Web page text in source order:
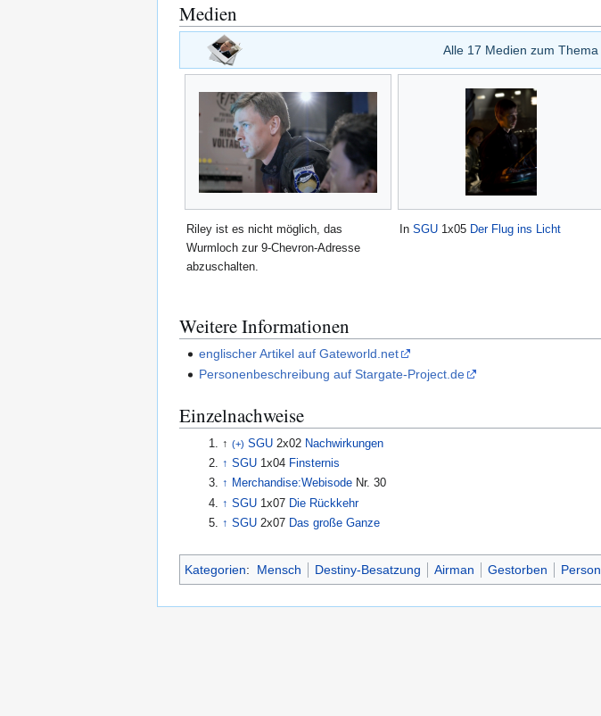
Medien
Alle 17 Medien zum Thema
Riley ist es nicht möglich, das
Wurmloch zur 9-Chevron-Adresse
abzuschalten.
In SGU 1x05 Der Flug ins Licht
Weitere Informationen
englischer Artikel auf Gateworld.net
Personenbeschreibung auf Stargate-Project.de
Einzelnachweise
↑ (+) SGU 2x02 Nachwirkungen
↑ SGU 1x04 Finsternis
↑ Merchandise:WebisodeNr. 30
↑ SGU 1x07 Die Rückkehr
↑ SGU 2x07 Das große Ganze
Kategorien: Mensch Destiny-Besatzung Airman Gestorben Person